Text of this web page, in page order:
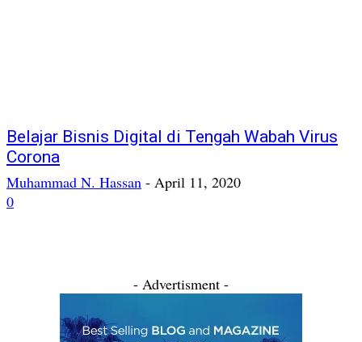
Belajar Bisnis Digital di Tengah Wabah Virus
Corona
Muhammad N. Hassan - April 11, 2020
0
- Advertisment -